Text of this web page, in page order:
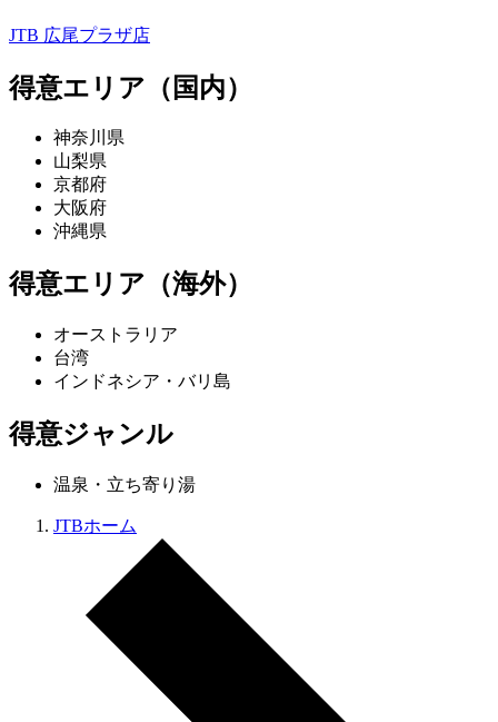
JTB 広尾プラザ店
得意エリア（国内）
神奈川県
山梨県
京都府
大阪府
沖縄県
得意エリア（海外）
オーストラリア
台湾
インドネシア・バリ島
得意ジャンル
温泉・立ち寄り湯
JTBホーム